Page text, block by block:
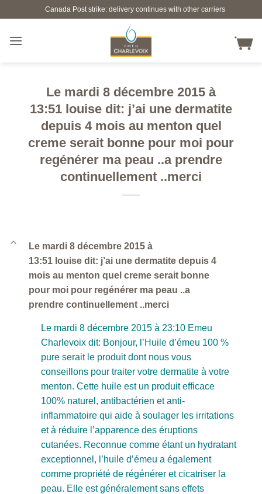
to
content
Canada Post strike: delivery continues with other carriers
Le mardi 8 décembre 2015 à
13:51 louise dit: j’ai une dermatite
depuis 4 mois au menton quel
creme serait bonne pour moi pour
regénérer ma peau ..a prendre
continuellement ..merci
B
Le mardi 8 décembre 2015 à
13:51 louise dit: j’ai une dermatite depuis 4
mois au menton quel creme serait bonne
pour moi pour regénérer ma peau ..a
prendre continuellement ..merci
Le mardi 8 décembre 2015 à 23:10 Emeu
Charlevoix dit: Bonjour, l’Huile d’émeu 100 %
pure serait le produit dont nous vous
conseillons pour traiter votre dermatite à votre
menton. Cette huile est un produit efficace
100% naturel, antibactérien et anti-
inflammatoire qui aide à soulager les irritations
et à réduire l’apparence des éruptions
cutanées. Reconnue comme étant un hydratant
exceptionnel, l’huile d’émeu a également
comme propriété de régénérer et cicatriser la
peau. Elle est généralement sans effets